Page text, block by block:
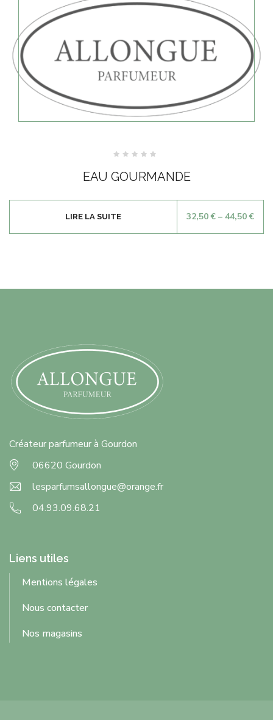
sur
5
EAU GOURMANDE
32,50€ – 44,50€
LIRE LA SUITE
Créateur parfumeur à Gourdon
06620 Gourdon
lesparfumsallongue@orange.fr
04.93.09.68.21
Liens utiles
Mentions légales
Nous contacter
Nos magasins